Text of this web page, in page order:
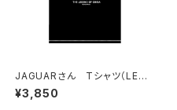
JAGUARさん Tシャツ（LEGE
ND-B）Black
¥3,850